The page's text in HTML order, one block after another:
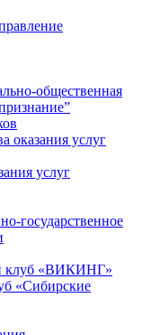
общественная
оказания услуг
услуг
государственное
клуб «ВИКИНГ»
«Сибирские